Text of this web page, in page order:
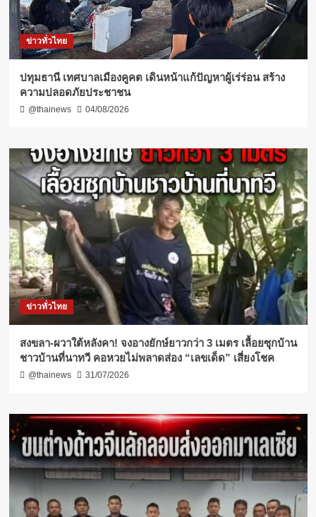
ข่าวทั่วไทย
ปทุมธานี เทศบาลเมืองคูคต เดินหน้าแก้ปัญหาผู้เร่ร่อน สร้าง
ความปลอดภัยประชาชน
@thainews 04/08/2026
ข่าวทั่วไทย
สงขลา-ผวาใต้หลังคา! จงอางยักษ์ยาวกว่า 3 เมตร เลื้อยซุกบ้าน
ชาวบ้านที่นาทวี คอหวยไม่พลาดส่อง “เลขเด็ด” เสี่ยงโชค
@thainews 31/07/2026